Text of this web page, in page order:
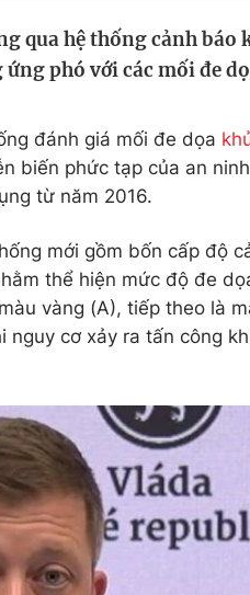
qua hệ thống cảnh báo
phó với các mối đe
đánh giá mối đe dọa
biến phức tạp của an
từ năm 2016.
mới gồm bốn cấp độ
thể hiện mức độ đe
vàng (A), tiếp theo là
nguy cơ xảy ra tấn công